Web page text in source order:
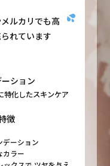
ルカリでも高
れています
ション
特化したスキンケア
徴
ーション
カラー